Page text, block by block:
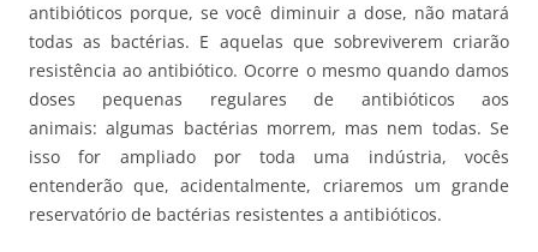
antibióticos porque, se você diminuir a dose, não matará
todas as bactérias. E aquelas que sobreviverem criarão
resistência ao antibiótico. Ocorre o mesmo quando damos
doses pequenas regulares de antibióticos aos
animais: algumas bactérias morrem, mas nem todas. Se
isso for ampliado por toda uma indústria, vocês
entenderão que, acidentalmente, criaremos um grande
reservatório de bactérias resistentes a antibióticos.